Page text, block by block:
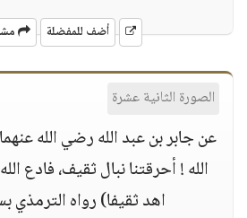
أضف للمفضلة
الصورة الثانية عشرة
عن جابر بن عبد الله رضي الله
الله ! أحرقتنا نبال ثقيف، فادع
اهد ثقيفا) رواه